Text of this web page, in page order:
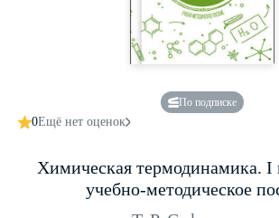
По подписке
0Ещё нет оценок
Химическая термодинамика. I
учебно-методическое